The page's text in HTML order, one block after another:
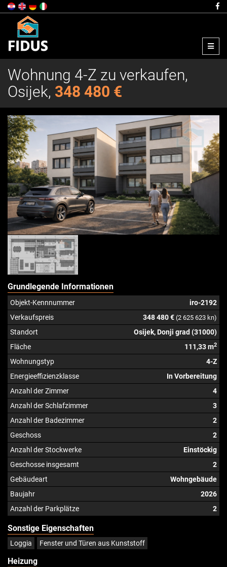
Menu
Wohnung 4-Z zu verkaufen,
Osijek, 348 480 €
Grundlegende Informationen
Objekt-Kennnummer
iro-2192
Verkaufspreis
348 480 € (2 625 623 kn)
Standort
Osijek, Donji grad (31000)
Fläche
111,33 m2
Wohnungstyp
4-Z
Energieeffizienzklasse
In Vorbereitung
Anzahl der Zimmer
4
Anzahl der Schlafzimmer
3
Anzahl der Badezimmer
2
Geschoss
2
Anzahl der Stockwerke
Einstöckig
Geschosse insgesamt
2
Gebäudeart
Wohngebäude
Baujahr
2026
Anzahl der Parkplätze
2
Sonstige Eigenschaften
Loggia Fenster und Türen aus Kunststoff
Heizung